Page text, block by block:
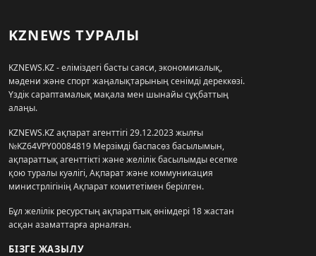
KZNEWS ТУРАЛЫ
KZNEWS.KZ - еліміздегі басты саяси, экономикалық,
мәдени және спорт жаңалықтарының сенімді дереккөзі.
Үздік сараптамалық мақала мен шынайы сұқбаттың
алаңы.
KZNEWS.KZ ақпарат агенттігі 29.12.2023 жылғы
№KZ64VPY00084819 Мерзімді баспасөз басылымын,
ақпараттық агенттікті және желілік басылымды есепке
қою туралы куәлігі, Ақпарат және коммуникация
министрлігінің Ақпарат комитетімен берілген.
Бұл желілік ресурстың ақпараттық өнімдері 18 жастан
асқан азаматтарға арналған.
БІЗГЕ ЖАЗЫЛУ